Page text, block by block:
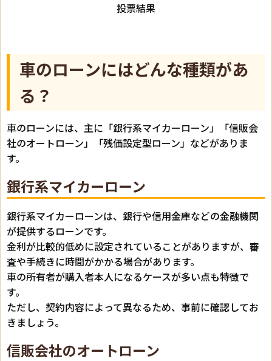
投票結果
車のローンにはどんな種類があ
る？
車のローンには、主に「銀行系マイカーローン」「信販会
社のオートローン」「残価設定型ローン」などがありま
す。
銀行系マイカーローン
銀行系マイカーローンは、銀行や信用金庫などの金融機関
が提供するローンです。
金利が比較的低めに設定されていることがありますが、審
査や手続きに時間がかかる場合があります。
車の所有者が購入者本人になるケースが多い点も特徴で
す。
ただし、契約内容によって異なるため、事前に確認してお
きましょう。
信販会社のオートローン